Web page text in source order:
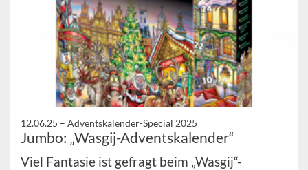
12.06.25 – Adventskalender-Special 2025
Jumbo: „Wasgij-Adventskalender“
Viel Fantasie ist gefragt beim „Wasgij“-